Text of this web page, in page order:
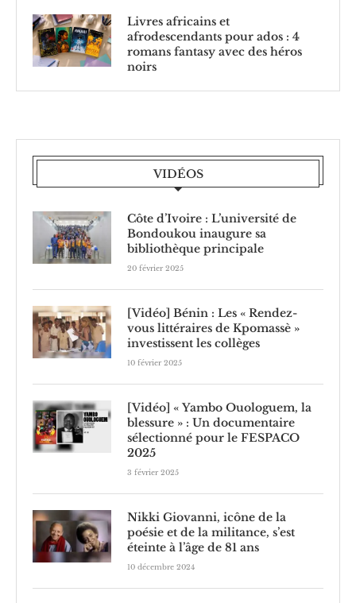
Livres africains et
afrodescendants pour ados : 4
romans fantasy avec des héros
noirs
VIDÉOS
Côte d’Ivoire : L’université de
Bondoukou inaugure sa
bibliothèque principale
20 février 2025
[Vidéo] Bénin : Les « Rendez-
vous littéraires de Kpomassè »
investissent les collèges
10 février 2025
[Vidéo] « Yambo Ouologuem, la
blessure » : Un documentaire
sélectionné pour le FESPACO
2025
3 février 2025
Nikki Giovanni, icône de la
poésie et de la militance, s’est
éteinte à l’âge de 81 ans
10 décembre 2024